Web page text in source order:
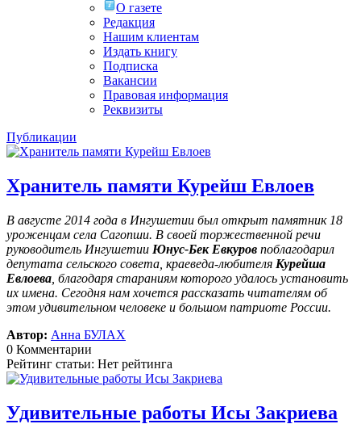
О газете
Редакция
Нашим клиентам
Издать книгу
Подписка
Вакансии
Правовая информация
Реквизиты
Публикации
Хранитель памяти Курейш Евлоев
В августе 2014 года в Ингушетии был открыт памятник 18
уроженцам села Сагопши. В своей торжественной речи
руководитель Ингушетии Юнус-Бек Евкуров поблагодарил
депутата сельского совета, краеведа-любителя Курейша
Евлоева , благодаря стараниям которого удалось установить
их имена. Сегодня нам хочется рассказать читателям об
этом удивительном человеке и большом патриоте России.
Автор: Анна БУЛАХ
0 Комментарии
Рейтинг статьи: Нет рейтинга
Удивительные работы Исы Закриева